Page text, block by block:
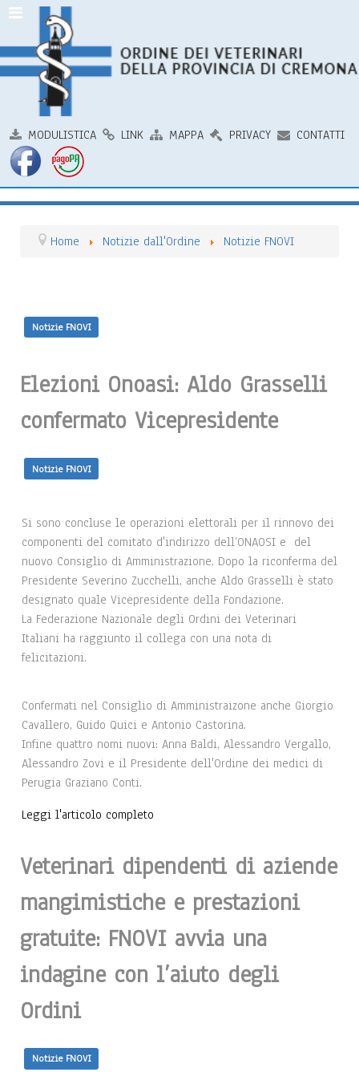
MODULISTICA LINK MAPPA PRIVACY CONTATTI
Home Notizie dall'Ordine Notizie FNOVI
Notizie FNOVI
Elezioni Onoasi: Aldo Grasselli
confermato Vicepresidente
Notizie FNOVI
Si sono concluse le operazioni elettorali per il rinnovo dei
componenti del comitato d'indirizzo dell’ONAOSI e del
nuovo Consiglio di Amministrazione. Dopo la riconferma del
Presidente Severino Zucchelli, anche Aldo Grasselli è stato
designato quale Vicepresidente della Fondazione.
La Federazione Nazionale degli Ordini dei Veterinari
Italiani ha raggiunto il collega con una nota di
felicitazioni.
Confermati nel Consiglio di Amministraizone anche Giorgio
Cavallero, Guido Quici e Antonio Castorina.
Infine quattro nomi nuovi: Anna Baldi, Alessandro Vergallo,
Alessandro Zovi e il Presidente dell'Ordine dei medici di
Perugia Graziano Conti.
Leggi l'articolo completo
Veterinari dipendenti di aziende
mangimistiche e prestazioni
gratuite: FNOVI avvia una
indagine con l’aiuto degli
Ordini
Notizie FNOVI